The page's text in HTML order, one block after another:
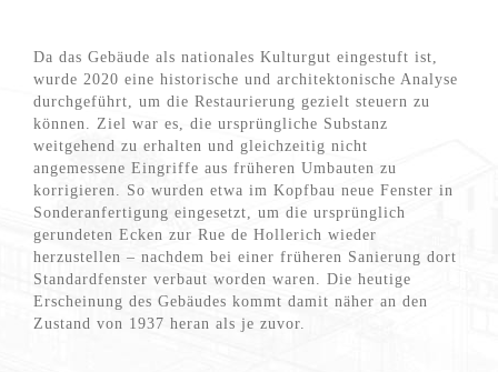
Da das Gebäude als nationales Kulturgut eingestuft ist,
wurde 2020 eine historische und architektonische Analyse
durchgeführt, um die Restaurierung gezielt steuern zu
können. Ziel war es, die ursprüngliche Substanz
weitgehend zu erhalten und gleichzeitig nicht
angemessene Eingriffe aus früheren Umbauten zu
korrigieren. So wurden etwa im Kopfbau neue Fenster in
Sonderanfertigung eingesetzt, um die ursprünglich
gerundeten Ecken zur Rue de Hollerich wieder
herzustellen – nachdem bei einer früheren Sanierung dort
Standardfenster verbaut worden waren. Die heutige
Erscheinung des Gebäudes kommt damit näher an den
Zustand von 1937 heran als je zuvor.